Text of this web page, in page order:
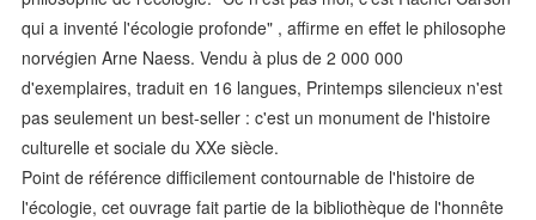
qui a inventé l'écologie profonde" , affirme en effet le philosophe
norvégien Arne Naess. Vendu à plus de 2 000 000
d'exemplaires, traduit en 16 langues, Printemps silencieux n'est
pas seulement un best-seller : c'est un monument de l'histoire
culturelle et sociale du XXe siècle.
Point de référence difficilement contournable de l'histoire de
l'écologie, cet ouvrage fait partie de la bibliothèque de l'honnête